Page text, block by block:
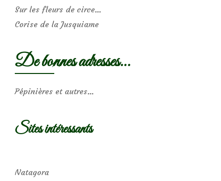
Sur les fleurs de circe…
Corise de la Jusquiame
De bonnes adresses…
Pépinières et autres…
Sites intéressants
Natagora